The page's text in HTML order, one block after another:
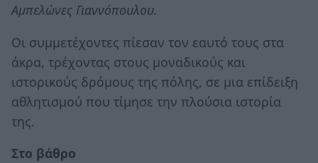
Αμπελώνες Γιαννόπουλου.
Οι συμμετέχοντες πίεσαν τον εαυτό τους στα
άκρα, τρέχοντας στους μοναδικούς και
ιστορικούς δρόμους της πόλης, σε μια επίδειξη
αθλητισμού που τίμησε την πλούσια ιστορία
της.
Στο βάθρο